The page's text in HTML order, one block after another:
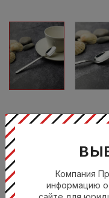
Компания
информацию о